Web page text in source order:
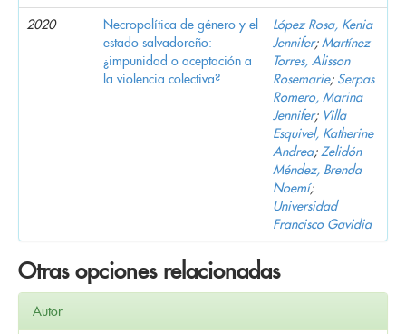
2020
Necropolítica de género y el
estado salvadoreño:
¿impunidad o aceptación a
la violencia colectiva?
López Rosa, Kenia
Jennifer;Martínez
Torres, Alisson
Rosemarie; Serpas
Romero, Marina
Jennifer; Villa
Esquivel, Katherine
Andrea; Zelidón
Méndez, Brenda
Noemí;
Universidad
Francisco Gavidia
Otras opciones relacionadas
Autor